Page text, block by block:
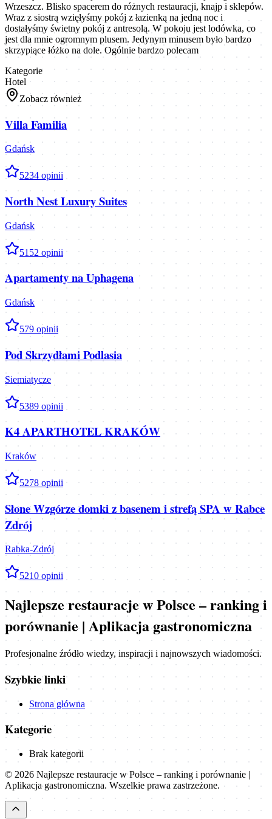
Wrzeszcz. Blisko spacerem do różnych restauracji, knajp i sklepów.
Wraz z siostrą wzięłyśmy pokój z łazienką na jedną noc i
dostałyśmy świetny pokój z antresolą. W pokoju jest lodówka, co
jest dla mnie ogromnym plusem. Jedynym minusem było bardzo
skrzypiące łóżko na dole. Ogólnie bardzo polecam
Kategorie
Hotel
Zobacz również
Villa Familia
Gdańsk
5234 opinii
North Nest Luxury Suites
Gdańsk
5152 opinii
Apartamenty na Uphagena
Gdańsk
579 opinii
Pod Skrzydłami Podlasia
Siemiatycze
5389 opinii
K4 APARTHOTEL KRAKÓW
Kraków
5278 opinii
Słone Wzgórze domki z basenem i strefą SPA w Rabce
Zdrój
Rabka-Zdrój
5210 opinii
Najlepsze restauracje w Polsce – ranking i
porównanie | Aplikacja gastronomiczna
Profesjonalne źródło wiedzy, inspiracji i najnowszych wiadomości.
Szybkie linki
Strona główna
Kategorie
Brak kategorii
© 2026 Najlepsze restauracje w Polsce – ranking i porównanie |
Aplikacja gastronomiczna. Wszelkie prawa zastrzeżone.